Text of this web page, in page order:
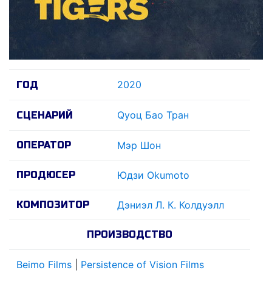
ГОД 2020
СЦЕНАРИЙ Qуоц Бао Тран
ОПЕРАТОР Мэр Шон
ПРОДЮСЕР Юдзи Okumoto
КОМПОЗИТОР Дэниэл Л. К. Колдуэлл
ПРОИЗВОДСТВО
Beimo Films Persistence of Vision Films